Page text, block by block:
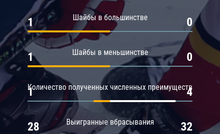
Шайбы в большинстве
1 0
Шайбы в меньшинстве
1 0
Количество полученных численных преимуществ
1 4
Выигранные вбрасывания
28 32